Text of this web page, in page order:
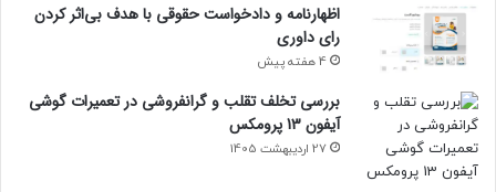
اظهارنامه و دادخواست حقوقی با هدف بی‌اثر کردن
رای داوری
4 هفته پیش
بررسی تخلف تقلب و گرانفروشی در تعمیرات گوشی
آیفون 13 پرومکس
27 اردیبهشت 1405